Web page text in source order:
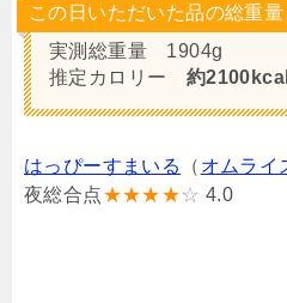
この日いただいた品の総重
実測総重量 1904g
推定カロリー 約2100kcal
はっぴーすまいる （ オムライ
夜総合点★★★★☆ 4.0